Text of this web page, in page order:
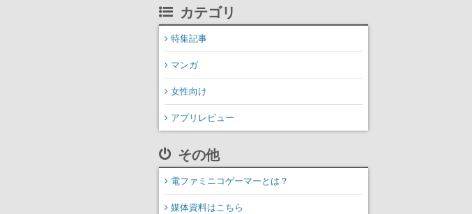
カテゴリ
特集記事
マンガ
女性向け
アプリレビュー
その他
電ファミニコゲーマーとは？
媒体資料はこちら